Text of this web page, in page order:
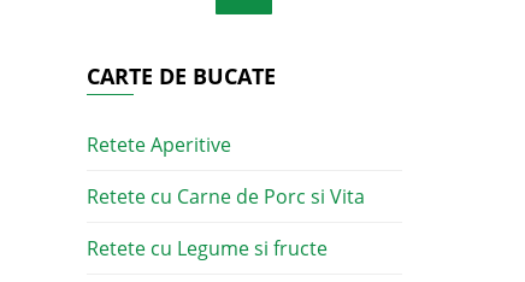
CARTE DE BUCATE
Retete Aperitive
Retete cu Carne de Porc si Vita
Retete cu Legume si fructe